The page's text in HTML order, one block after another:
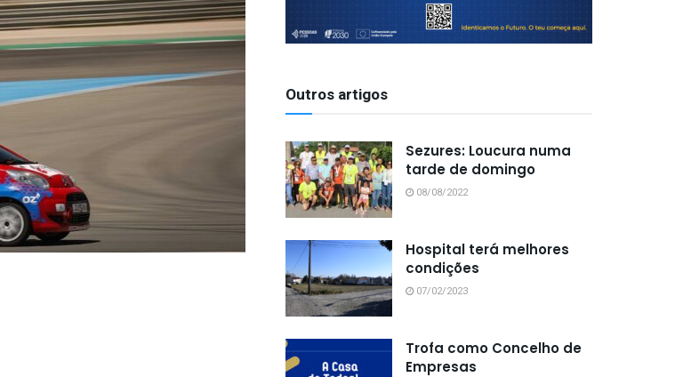
Outros artigos
Sezures: Loucura numa
tarde de domingo
08/08/2022
Hospital terá melhores
condições
07/02/2023
Trofa como Concelho de
Empresas